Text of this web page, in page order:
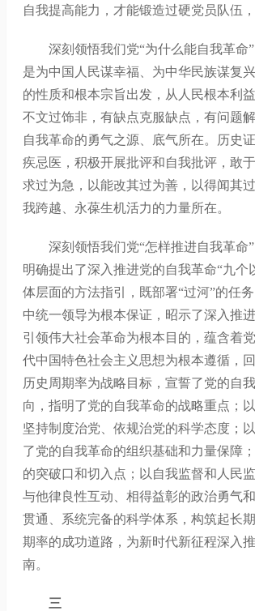
自我提高能力，才能锻造过硬党员队伍
深刻领悟我们党“为什么能自我革命”
是为中国人民谋幸福、为中华民族谋复
的性质和根本宗旨出发，从人民根本利
不文过饰非，有缺点克服缺点，有问题
自我革命的勇气之源、底气所在。历史
疾忌医，积极开展批评和自我批评，敢
求过为急，以能改其过为善，以得闻其
我跨越、永葆生机活力的力量所在。
深刻领悟我们党“怎样推进自我革命”
明确提出了深入推进党的自我革命“九
体层面的方法指引，既部署“过河”的任
中统一领导为根本保证，昭示了深入推
引领伟大社会革命为根本目的，蕴含着
代中国特色社会主义思想为根本遵循，
历史周期率为战略目标，宣誓了党的自
向，指明了党的自我革命的战略重点；
坚持制度治党、依规治党的科学态度；
了党的自我革命的组织基础和力量保障
的突破口和切入点；以自我监督和人民
与他律良性互动、相得益彰的政治勇气
贯通、系统完备的科学体系，构筑起长
期率的成功道路，为新时代新征程深入
南。
三